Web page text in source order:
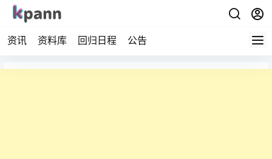
资讯 资料库 回归日程 公告